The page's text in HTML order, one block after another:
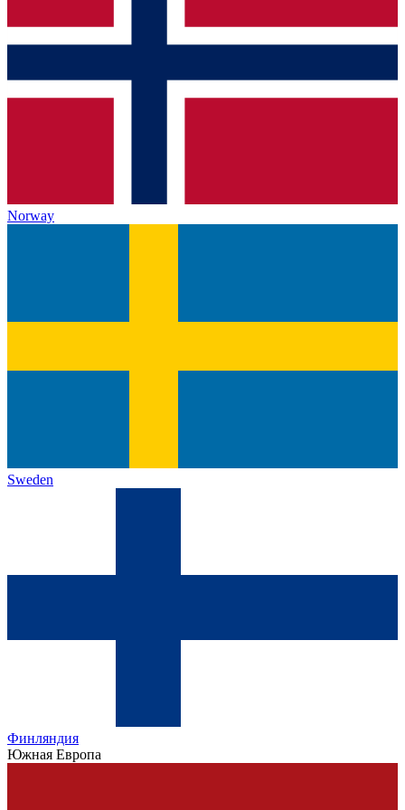
Norway
Sweden
Финляндия
Южная Европа